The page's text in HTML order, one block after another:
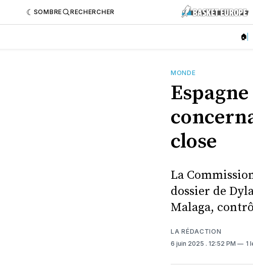
SOMBRE RECHERCHER
🏠
MONDE
close
La
dossier de
Malaga,
LA RÉDACTION
6 juin 2025 . 12:52 PM 1